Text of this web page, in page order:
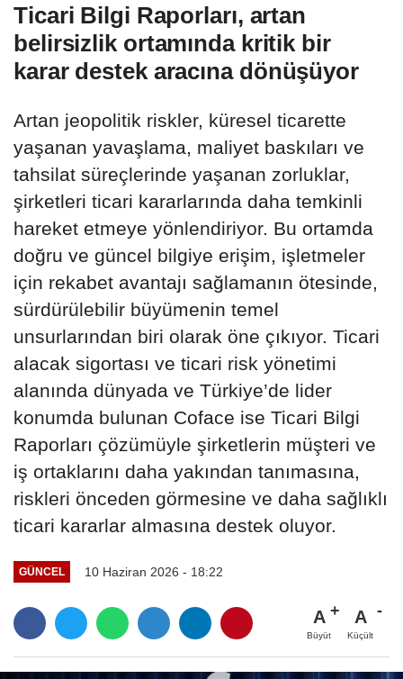
Ticari Bilgi Raporları, artan
belirsizlik ortamında kritik bir
karar destek aracına dönüşüyor
​​​​​​​Artan jeopolitik riskler, küresel ticarette
yaşanan yavaşlama, maliyet baskıları ve
tahsilat süreçlerinde yaşanan zorluklar,
şirketleri ticari kararlarında daha temkinli
hareket etmeye yönlendiriyor. Bu ortamda
doğru ve güncel bilgiye erişim, işletmeler
için rekabet avantajı sağlamanın ötesinde,
sürdürülebilir büyümenin temel
unsurlarından biri olarak öne çıkıyor. Ticari
alacak sigortası ve ticari risk yönetimi
alanında dünyada ve Türkiye’de lider
konumda bulunan Coface ise Ticari Bilgi
Raporları çözümüyle şirketlerin müşteri ve
iş ortaklarını daha yakından tanımasına,
riskleri önceden görmesine ve daha sağlıklı
ticari kararlar almasına destek oluyor.
GÜNCEL 10 Haziran 2026 - 18:22
A
Büyüt
A
Küçült